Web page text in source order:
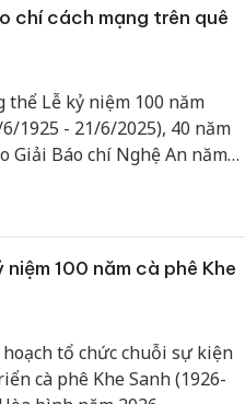
chí cách mạng trên quê
Lễ kỷ niệm 100 năm
1925 - 21/6/2025), 40 năm
Giải Báo chí Nghệ An năm
100 năm cà phê Khe
tổ chức chuỗi sự kiện
cà phê Khe Sanh (1926-